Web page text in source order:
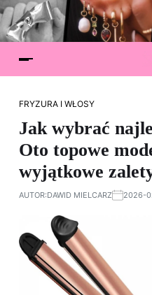
FRYZURA I WŁOSY
Jak wybrać
Oto topowe
wyjątkowe
AUTOR:DAWID MIELCARZ 2026-